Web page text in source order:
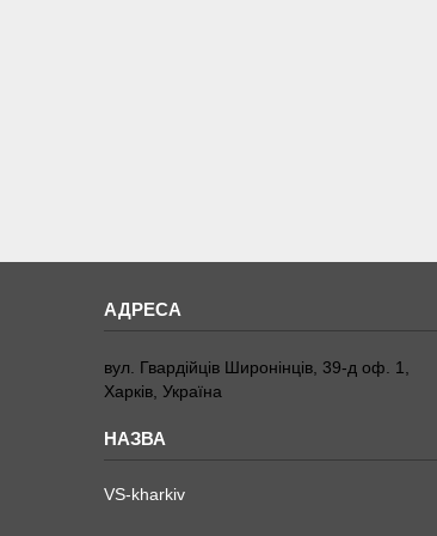
вул. Гвардійців Широнінців, 39-д оф. 1,
Харків, Україна
VS-kharkiv